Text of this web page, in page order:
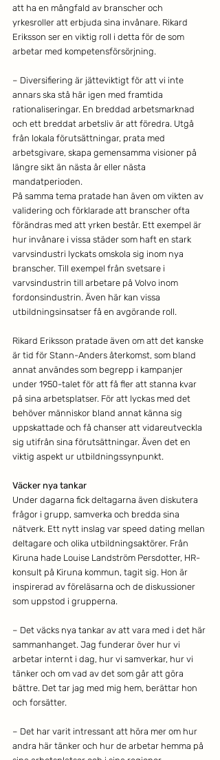
att ha en mångfald av branscher och
yrkesroller att erbjuda sina invånare. Rikard
Eriksson ser en viktig roll i detta för de som
arbetar med kompetensförsörjning.
– Diversifiering är jätteviktigt för att vi inte
annars ska stå här igen med framtida
rationaliseringar. En breddad arbetsmarknad
och ett breddat arbetsliv är att föredra. Utgå
från lokala förutsättningar, prata med
arbetsgivare, skapa gemensamma visioner på
längre sikt än nästa år eller nästa
mandatperioden.
På samma tema pratade han även om vikten av
validering och förklarade att branscher ofta
förändras med att yrken består. Ett exempel är
hur invånare i vissa städer som haft en stark
varvsindustri lyckats omskola sig inom nya
branscher. Till exempel från svetsare i
varvsindustrin till arbetare på Volvo inom
fordonsindustrin. Även här kan vissa
utbildningsinsatser få en avgörande roll.
Rikard Eriksson pratade även om att det kanske
är tid för Stann-Anders återkomst, som bland
annat användes som begrepp i kampanjer
under 1950-talet för att få fler att stanna kvar
på sina arbetsplatser. För att lyckas med det
behöver människor bland annat känna sig
uppskattade och få chanser att vidareutveckla
sig utifrån sina förutsättningar. Även det en
viktig aspekt ur utbildningssynpunkt.
Väcker nya tankar
Under dagarna fick deltagarna även diskutera
frågor i grupp, samverka och bredda sina
nätverk. Ett nytt inslag var speed dating mellan
deltagare och olika utbildningsaktörer. Från
Kiruna hade Louise Landström Persdotter, HR-
konsult på Kiruna kommun, tagit sig. Hon är
inspirerad av föreläsarna och de diskussioner
som uppstod i grupperna.
– Det väcks nya tankar av att vara med i det här
sammanhanget. Jag funderar över hur vi
arbetar internt i dag, hur vi samverkar, hur vi
tänker och om vad av det som går att göra
bättre. Det tar jag med mig hem, berättar hon
och forsätter.
– Det har varit intressant att höra mer om hur
andra här tänker och hur de arbetar hemma på